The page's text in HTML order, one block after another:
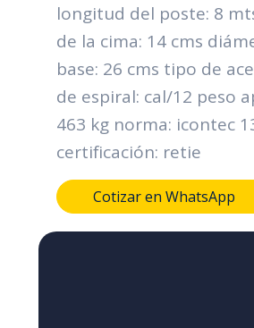
longitud del poste: 8
de la cima: 14 cms
base: 26 cms tipo de
de espiral: cal/12 peso
463 kg norma: icontec
certificación: retie
Cotizar en WhatsApp